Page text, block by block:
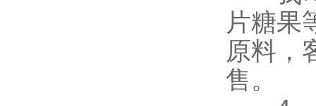
片糖果
原料，
售。